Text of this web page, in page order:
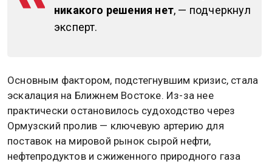
никакого решения нет, — подчеркнул
эксперт.
Основным фактором, подстегнувшим кризис, стала
эскалация на Ближнем Востоке. Из-за нее
практически остановилось судоходство через
Ормузский пролив — ключевую артерию для
поставок на мировой рынок сырой нефти,
нефтепродуктов и сжиженного природного газа